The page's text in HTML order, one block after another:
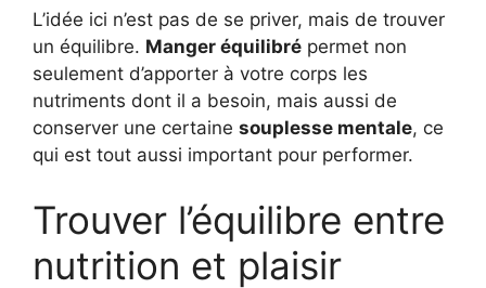
L’idée ici n’est pas de se priver, mais de trouver
un équilibre. Manger équilibré permet non
seulement d’apporter à votre corps les
nutriments dont il a besoin, mais aussi de
conserver une certaine souplesse mentale, ce
qui est tout aussi important pour performer.
Trouver l’équilibre entre
nutrition et plaisir